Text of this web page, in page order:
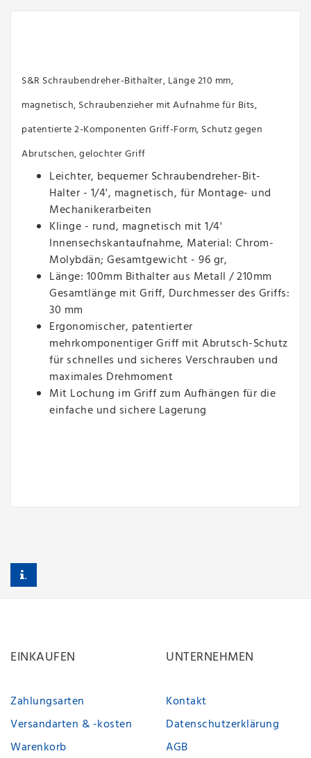
S&R Schraubendreher-Bithalter, Länge 210 mm,
magnetisch, Schraubenzieher mit Aufnahme für Bits,
patentierte 2-Komponenten Griff-Form, Schutz gegen
Abrutschen, gelochter Griff
Leichter, bequemer Schraubendreher-Bit-
Halter - 1/4', magnetisch, für Montage- und
Mechanikerarbeiten
Klinge - rund, magnetisch mit 1/4'
Innensechskantaufnahme, Material: Chrom-
Molybdän; Gesamtgewicht - 96 gr,
Länge: 100mm Bithalter aus Metall / 210mm
Gesamtlänge mit Griff, Durchmesser des Griffs:
30 mm
Ergonomischer, patentierter
mehrkomponentiger Griff mit Abrutsch-Schutz
für schnelles und sicheres Verschrauben und
maximales Drehmoment
Mit Lochung im Griff zum Aufhängen für die
einfache und sichere Lagerung
.
EINKAUFEN
Zahlungsarten
Versandarten & -kosten
Warenkorb
UNTERNEHMEN
Kontakt
Datenschutzerklärung
AGB